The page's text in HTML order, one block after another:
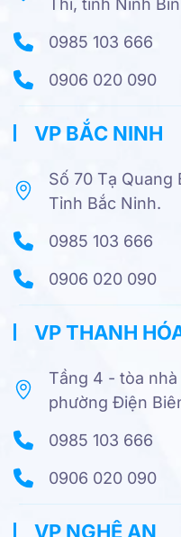
Thi, tỉnh Ninh
0985 103 666
0906 020 090
VP BẮC NINH
Số 70 Tạ Quang
Tỉnh Bắc Ninh.
0985 103 666
0906 020 090
VP THANH
Tầng 4 - tòa nhà
phường Điện
0985 103 666
0906 020 090
VP NGHỆ AN